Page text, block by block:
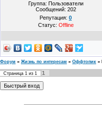
Группа: Пользователи
Сообщений: 202
Репутация: 0
Статус: Offline
Форум » Жизнь по интересам » Оффтопик »
Страница 1 из 1 1